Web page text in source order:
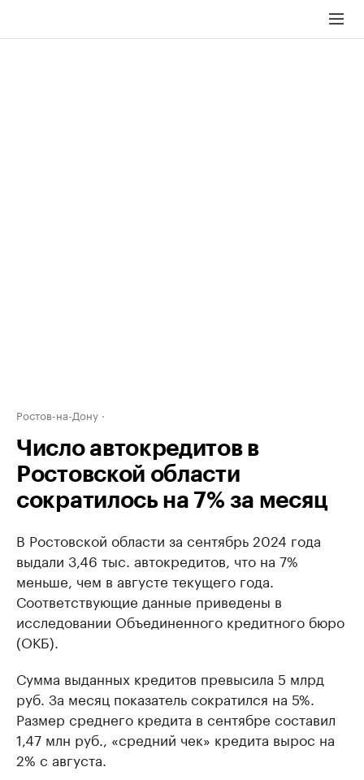
Ростов-на-Дону
Число автокредитов в
Ростовской области
сократилось на 7% за месяц
В Ростовской области за сентябрь 2024 года
выдали 3,46 тыс. автокредитов, что на 7%
меньше, чем в августе текущего года.
Соответствующие данные приведены в
исследовании Объединенного кредитного бюро
(ОКБ).
Сумма выданных кредитов превысила 5 млрд
руб. За месяц показатель сократился на 5%.
Размер среднего кредита в сентябре составил
1,47 млн руб., «средний чек» кредита вырос на
2% с августа.